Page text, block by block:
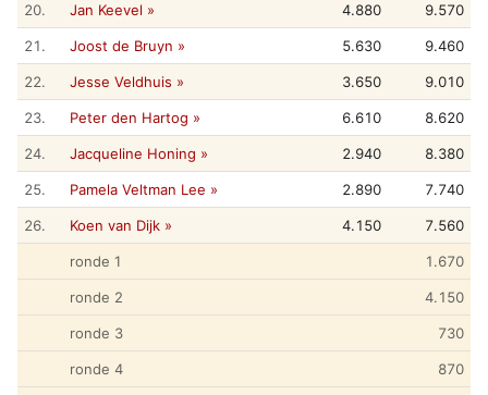
20. Jan Keevel » 4.880 9.570
21. Joost de Bruyn » 5.630 9.460
22. Jesse Veldhuis » 3.650 9.010
23. Peter den Hartog » 6.610 8.620
24. Jacqueline Honing » 2.940 8.380
25. Pamela Veltman Lee » 2.890 7.740
26. Koen van Dijk » 4.150 7.560
ronde 1 1.670
ronde 2 4.150
ronde 3 730
ronde 4 870